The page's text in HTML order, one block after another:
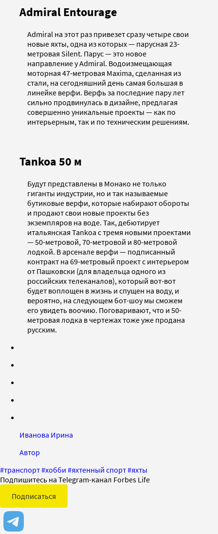
Admiral Entourage
Admiral на этот раз привезет сразу четыре свои
новые яхты, одна из которых — парусная 23-
метровая Silent. Парус — это новое
направление у Admiral. Водоизмещающая
моторная 47-метровая Maxima, сделанная из
стали, на сегодняшний день самая большая в
линейке верфи. Верфь за последние пару лет
сильно продвинулась в дизайне, предлагая
совершенно уникальные проекты — как по
интерьерным, так и по техническим решениям.
Tankoa 50 м
Будут представлены в Монако не только
гиганты индустрии, но и так называемые
бутиковые верфи, которые набирают обороты
и продают свои новые проекты без
экземпляров на воде. Так, дебютирует
итальянская Tankoa с тремя новыми проектами
— 50-метровой, 70-метровой и 80-метровой
лодкой. В арсенале верфи — подписанный
контракт на 69-метровый проект с интерьером
от Пашковски (для владельца одного из
российских телеканалов), который вот-вот
будет воплощен в жизнь и спущен на воду, и
вероятно, на следующем бот-шоу мы сможем
его увидеть воочию. Поговаривают, что и 50-
метровая лодка в чертежах тоже уже продана
русским.
Иванова Ирина
Автор
#транспорт#хобби #яхтенный спорт#яхты
Подпишитесь на Telegram-канал Forbes Life
Подписаться